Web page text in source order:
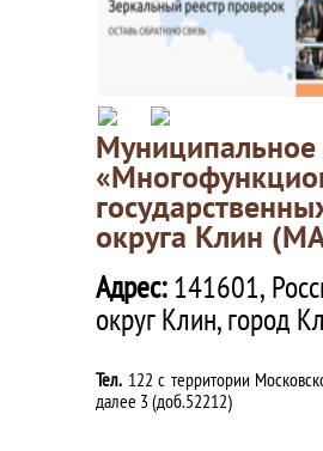
округа Клин
Адрес:141601,
округ Клин, город
Тел. 122 с территории
далее 3 (доб.52212)